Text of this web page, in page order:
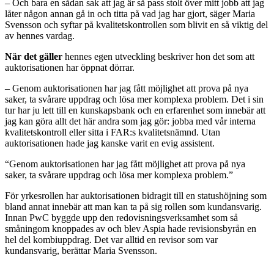
– Och bara en sådan sak att jag är så pass stolt över mitt jobb att jag
låter någon annan gå in och titta på vad jag har gjort, säger Maria
Svensson och syftar på kvalitetskontrollen som blivit en så viktig del
av hennes vardag.
När det gäller hennes egen utveckling beskriver hon det som att
auktorisationen har öppnat dörrar.
– Genom auktorisationen har jag fått möjlighet att prova på nya
saker, ta svårare uppdrag och lösa mer komplexa problem. Det i sin
tur har ju lett till en kunskapsbank och en erfarenhet som innebär att
jag kan göra allt det här andra som jag gör: jobba med vår interna
kvalitetskontroll eller sitta i FAR:s kvalitetsnämnd. Utan
auktorisationen hade jag kanske varit en evig assistent.
“Genom auktorisationen har jag fått möjlighet att prova på nya
saker, ta svårare uppdrag och lösa mer komplexa problem.”
För yrkesrollen har auktorisationen bidragit till en statushöjning som
bland annat innebär att man kan ta på sig rollen som kundansvarig.
Innan PwC byggde upp den redovisningsverksamhet som så
småningom knoppades av och blev Aspia hade revisionsbyrån en
hel del kombiuppdrag. Det var alltid en revisor som var
kundansvarig, berättar Maria Svensson.